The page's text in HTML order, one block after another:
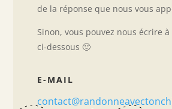
de la réponse que nous vous
Sinon, vous pouvez nous écrire
ci-dessous 🙂
E-MAIL